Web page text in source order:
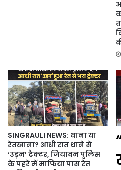
SINGRAULI NEWS: थाना या
रेतखाना? आधी रात थाने से
‘उड़न’ ट्रैक्टर, जियावन पुलिस
के पहरे में माफिया पास रेत